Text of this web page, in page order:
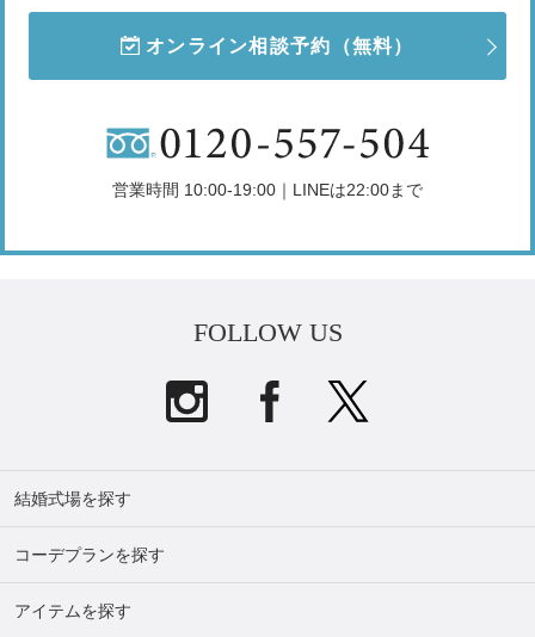
オンライン相談予約 （無料）
営業時間 10:00-19:00｜LINEは22:00まで
FOLLOW US
結婚式場を探す
コーデプランを探す
アイテムを探す